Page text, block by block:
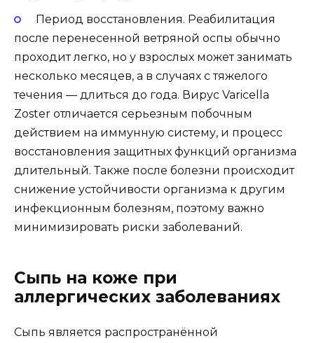
Период восстановления. Реабилитация
после перенесенной ветряной оспы обычно
проходит легко, но у взрослых может занимать
несколько месяцев, а в случаях с тяжелого
течения — длиться до года. Вирус Varicella
Zoster отличается серьезным побочным
действием на иммунную систему, и процесс
восстановления защитных функций организма
длительный. Также после болезни происходит
снижение устойчивости организма к другим
инфекционным болезням, поэтому важно
минимизировать риски заболеваний.
Сыпь на коже при
аллергических заболеваниях
Сыпь является распространённой